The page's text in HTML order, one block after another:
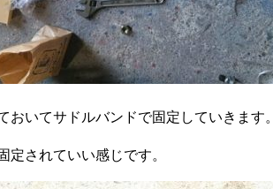
おいてサドルバンドで固定していきます。
定されていい感じです。